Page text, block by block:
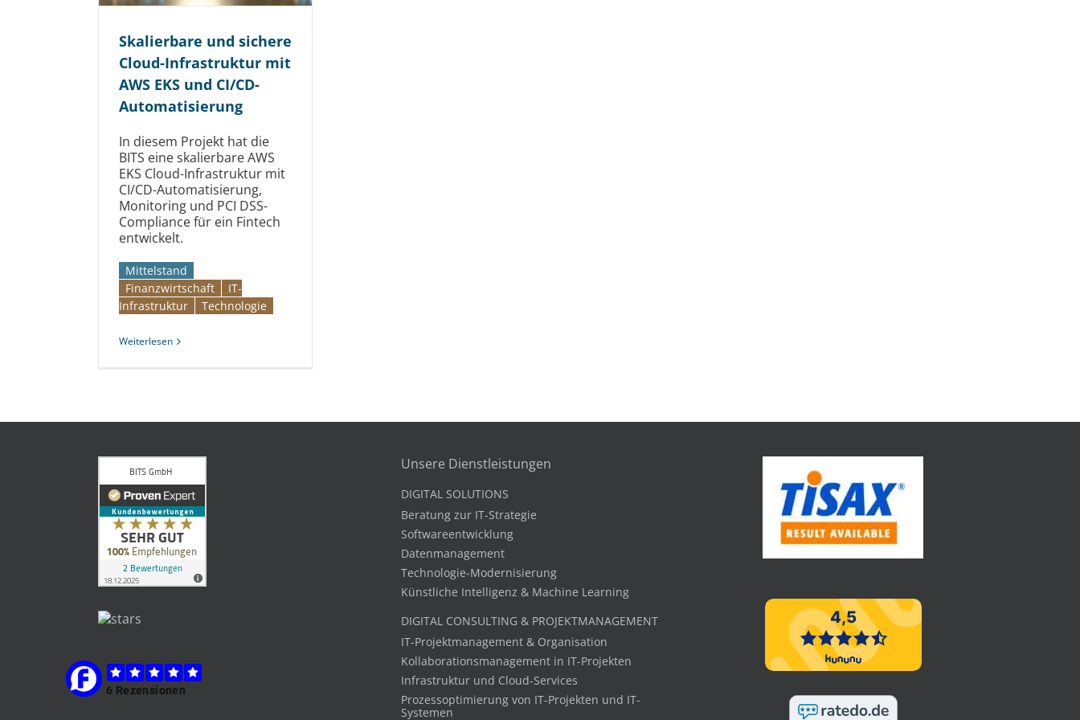
Skalier­bare und sichere
Cloud-Infra­struktur mit
AWS EKS und CI/CD-
Auto­mati­sierung
In diesem Projekt hat die
BITS eine skalierbare AWS
EKS Cloud-Infrastruktur mit
CI/CD-Automatisierung,
Monitoring und PCI DSS-
Compliance für ein Fintech
entwickelt.
Mittelstand
Finanzwirtschaft
IT-
Infrastruktur
Technologie
Weiterlesen
Unsere Dienstleistungen
DIGITAL SOLUTIONS
Beratung zur IT-Strategie
Softwareentwicklung
Datenmanagement
Technologie-Modernisierung
Künstliche Intelligenz & Machine Learning
DIGITAL CONSULTING & PROJEKTMANAGEMENT
IT-Projektmanagement & Organisation
Kollaborationsmanagement in IT-Projekten
Infrastruktur und Cloud-Services
Prozessoptimierung von IT-Projekten und IT-
Systemen